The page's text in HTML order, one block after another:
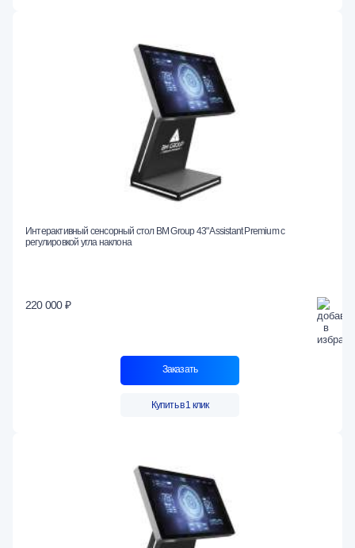
Интерактивный сенсорный стол BM Group 43" Assistant Premium с
регулировкой угла наклона
220 000 ₽
Заказать
Купить в 1 клик